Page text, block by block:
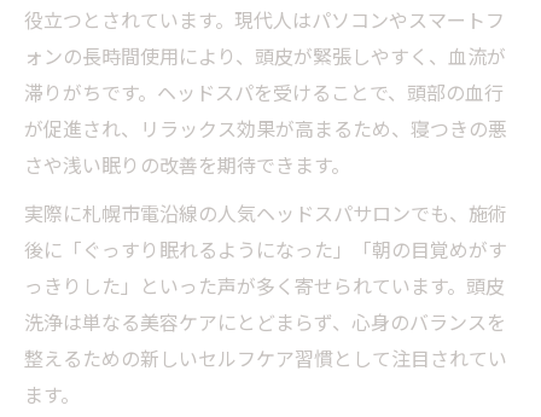
役立つとされています。現代人はパソコンやスマートフ
ォンの長時間使用により、頭皮が緊張しやすく、血流が
滞りがちです。ヘッドスパを受けることで、頭部の血行
が促進され、リラックス効果が高まるため、寝つきの悪
さや浅い眠りの改善を期待できます。
実際に札幌市電沿線の人気ヘッドスパサロンでも、施術
後に「ぐっすり眠れるようになった」「朝の目覚めがす
っきりした」といった声が多く寄せられています。頭皮
洗浄は単なる美容ケアにとどまらず、心身のバランスを
整えるための新しいセルフケア習慣として注目されてい
ます。